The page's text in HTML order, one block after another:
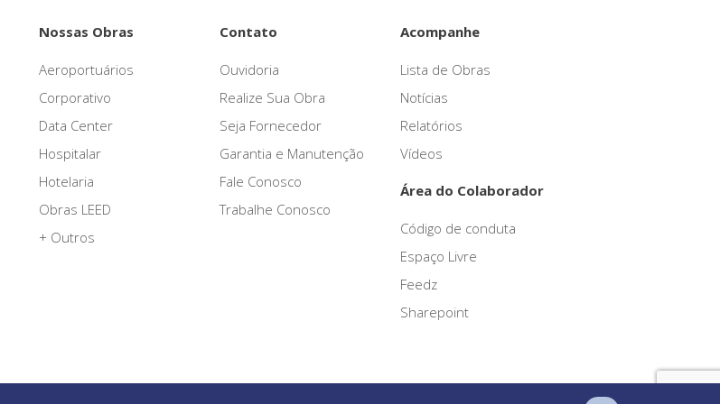
Nossas Obras
Aeroportuários
Corporativo
Data Center
Hospitalar
Hotelaria
Obras LEED
+ Outros
Contato
Ouvidoria
Realize Sua Obra
Seja Fornecedor
Garantia e Manutenção
Fale Conosco
Trabalhe Conosco
Acompanhe
Lista de Obras
Notícias
Relatórios
Vídeos
Área do Colaborador
Código de conduta
Espaço Livre
Feedz
Sharepoint